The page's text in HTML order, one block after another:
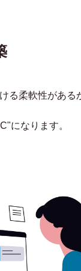
る柔軟性がある
になります。